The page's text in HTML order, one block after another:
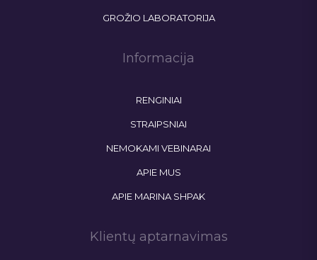
GROŽIO LABORATORIJA
Informacija
RENGINIAI
STRAIPSNIAI
NEMOKAMI VEBINARAI
APIE MUS
APIE MARINA SHPAK
Klientų aptarnavimas